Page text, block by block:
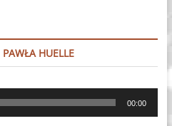
HUELLE
00:00